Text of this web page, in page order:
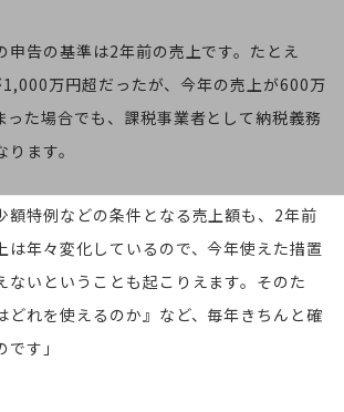
ト
ー
申告の基準は2年前の売上です。たとえ
万円超だったが、今年の売上が600万
った場合でも、課税事業者として納税義務
ます。
額特例などの条件となる売上額も、2年前
は年々変化しているので、今年使えた措置
ないということも起こりえます。そのた
どれを使えるのか』など、毎年きちんと確
す」